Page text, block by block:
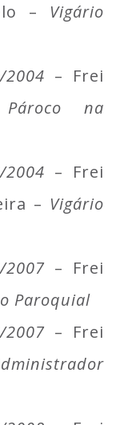
– Vigário
– Frei
Pároco na
– Frei
– Vigário
– Frei
Paroquial
– Frei